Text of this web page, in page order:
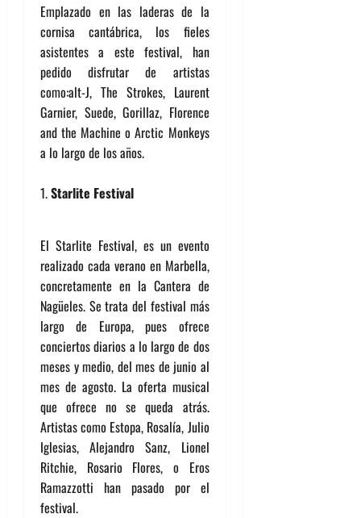
Emplazado en las laderas de la
cornisa cantábrica, los fieles
asistentes a este festival, han
pedido disfrutar de artistas
como:alt-J, The Strokes, Laurent
Garnier, Suede, Gorillaz, Florence
and the Machine o Arctic Monkeys
a lo largo de los años.
Starlite Festival
El Starlite Festival, es un evento
realizado cada verano en Marbella,
concretamente en la Cantera de
Nagüeles. Se trata del festival más
largo de Europa, pues ofrece
conciertos diarios a lo largo de dos
meses y medio, del mes de junio al
mes de agosto. La oferta musical
que ofrece no se queda atrás.
Artistas como Estopa, Rosalía, Julio
Iglesias, Alejandro Sanz, Lionel
Ritchie, Rosario Flores, o Eros
Ramazzotti han pasado por el
festival.